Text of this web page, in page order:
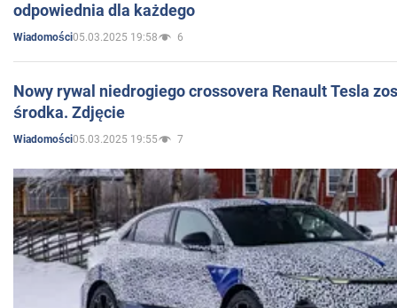
odpowiednia dla każdego
Wiadomości05.03.2025 19:58 6
Nowy rywal niedrogiego crossovera Renault Tesla
środka. Zdjęcie
Wiadomości05.03.2025 19:55 7